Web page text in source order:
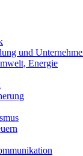
und
Energie